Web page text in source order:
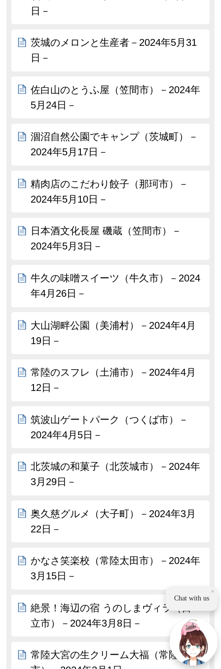
日－
茨城のメロンと生産者－2024年5月31
日－
佐白山のとうふ屋（笠間市）－2024年
5月24日－
涸沼自然公園でキャンプ（茨城町）－
2024年5月17日－
精肉店のこだわり餃子（那珂市）－
2024年5月10日－
日本酒文化長屋 磯蔵（笠間市）－
2024年5月3日－
牛久の味噌スイーツ（牛久市）－2024
年4月26日－
大山湖畔公園（美浦村）－2024年4月
19日－
常陸のスフレ（土浦市）－2024年4月
12日－
筑波山ゲートパーク（つくば市）－
2024年4月5日－
北茨城の和菓子（北茨城市）－2024年
3月29日－
奥久慈グルメ（大子町）－2024年3月
22日－
かなさ笑楽校（常陸太田市）－2024年
3月15日－
絶景！海辺の宿 うのしまヴィラ（日
立市）－2024年3月8日－
常陸大宮の生クリーム大福（常陸大宮
×
Chat with us